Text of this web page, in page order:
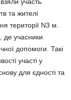
та жителі
території N3 м.
де учасники
допомоги. Такі
участі у
для єдності та